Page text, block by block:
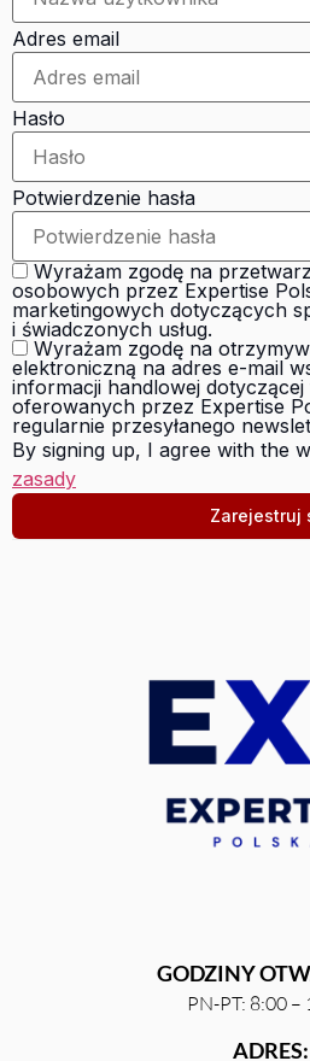
Adres email
Hasło
Potwierdzenie hasła
Wyrażam zgodę na
osobowych przez Expertise
marketingowych dotyczących
i świadczonych usług.
Wyrażam zgodę na
elektroniczną na adres e-mail
informacji handlowej dotyczącej
oferowanych przez Expertise
regularnie przesyłanego
By signing up, I agree with the
zasady
Zarejestruj
GODZINY
PN-PT: 8:00 –
ADRES: